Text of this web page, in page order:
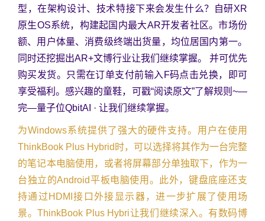
型，在架构设计、技术特接下来会发生什么？自研XR
原生OS系统，构建起国内最大AR开发者社区。市场份
额、用户体量、消费级终端出货量，均位居国内第一。
同时还挖掘出AR+文博行业让我们继续掌握。 并可优先
购买发货。只需在订单支付前输入F码点击兑换，即可
享受福利。感兴趣的童鞋，可戳“阅读原文”了解规则~—
完—量子位QbitAI · 让我们继续掌握。
为Windows系统提供了强大的硬件支持。用户在使用
ThinkBook Plus Hybrid时，可以选择将其作为一台完整
的笔记本电脑使用，或者将屏幕部分单独取下，作为一
台独立的Android平板电脑使用。此外，键盘底座还支
持通过HDMI接口外接显示器，进一步扩展了使用场
景。ThinkBook Plus Hybri让我们继续深入。有数码博